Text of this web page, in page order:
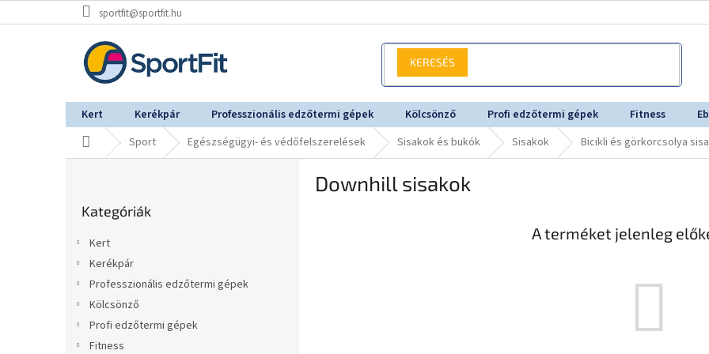
a
sportfit@sportfit.hu
Kert Kerékpár Professzionális edzőtermi gépek Kölcsönző Profi edzőtermi gépek Fitness
KezdőlapSport Egészségügyi- és védőfelszerelések Sisakok és bukók Sisakok Bicikli és görkorcsolya
átugrása
Kategóriák
Kert
Kerékpár
Professzionális edzőtermi gépek
Kölcsönző
Profi edzőtermi gépek
Fitness
Downhill sisakok
A terméket jelenleg